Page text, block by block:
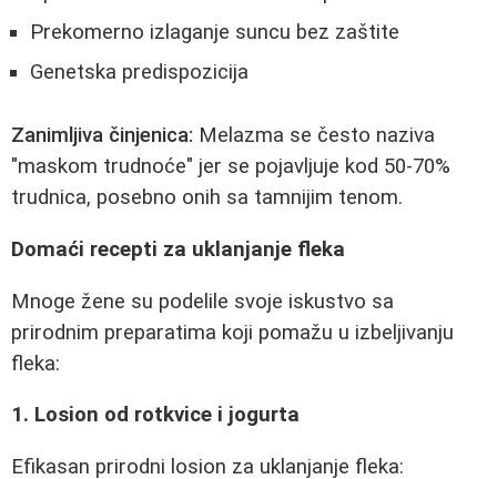
Prekomerno izlaganje suncu bez zaštite
Genetska predispozicija
Zanimljiva činjenica: Melazma se često naziva
"maskom trudnoće" jer se pojavljuje kod 50-70%
trudnica, posebno onih sa tamnijim tenom.
Domaći recepti za uklanjanje fleka
Mnoge žene su podelile svoje iskustvo sa
prirodnim preparatima koji pomažu u izbeljivanju
fleka:
1. Losion od rotkvice i jogurta
Efikasan prirodni losion za uklanjanje fleka: